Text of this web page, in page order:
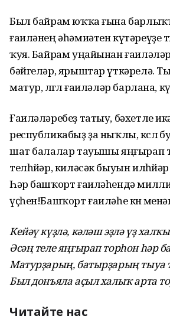
Был байрам юҡҡа ғына
ғаиләнең әһәмиәтен күтәреүҙе
ҡуя. Байрам уңайынан ғаиләләр
бәйгеләр, ярыштар үткәрелә.
матур, өлгөлө ғаиләләр барлана,
Ғаиләләребеҙ татыу, бәхетле
республикабыҙ ҙа ныҡлы, көслө
шат балалар тауышы яңғырап
телһөйәр, киләсәк быуын
Һәр башҡорт ғаиләһендә
үҫһен!Башҡорт ғаиләһе көнө
Кейәү күҙлә, кәләш эҙлә үҙ
Әсәң теле яңғырап торһон һәр
Матурҙарың, батырҙарың тыуа
Был донъяла аҫыл халыҡ арта
Читайте нас